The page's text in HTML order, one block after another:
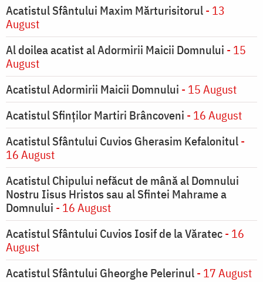
Acatistul Sfântului Maxim Mărturisitorul- 13
August
Al doilea acatist al Adormirii Maicii Domnului - 15
August
Acatistul Adormirii Maicii Domnului - 15 August
Acatistul Sfinților Martiri Brâncoveni - 16 August
Acatistul Sfântului Cuvios Gherasim Kefalonitul-
16 August
Acatistul Chipului nefăcut de mână al Domnului
Nostru Iisus Hristos sau al Sfintei Mahrame a
Domnului - 16 August
Acatistul Sfântului Cuvios Iosif de la Văratec- 16
August
Acatistul Sfântului Gheorghe Pelerinul- 17 August